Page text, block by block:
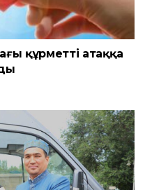
құрметті атаққа